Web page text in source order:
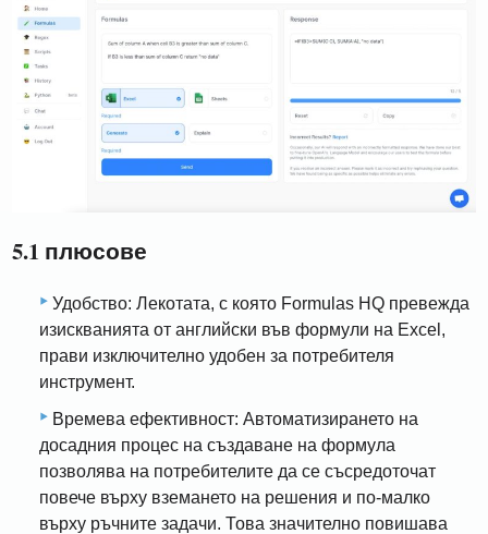
5.1 плюсове
Удобство: Лекотата, с която Formulas HQ превежда
изискванията от английски във формули на Excel,
прави изключително удобен за потребителя
инструмент.
Времева ефективност: Автоматизирането на
досадния процес на създаване на формула
позволява на потребителите да се съсредоточат
повече върху вземането на решения и по-малко
върху ръчните задачи. Това значително повишава